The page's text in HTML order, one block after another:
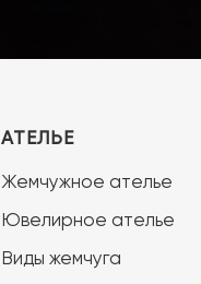
АТЕЛЬЕ
Жемчужное ателье
Ювелирное ателье
Виды жемчуга